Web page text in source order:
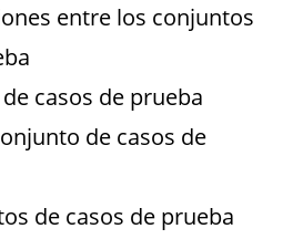
entre los conjuntos
casos de prueba
de casos de
de casos de prueba